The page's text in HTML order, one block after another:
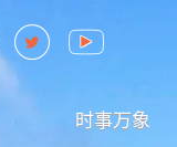
时事万象